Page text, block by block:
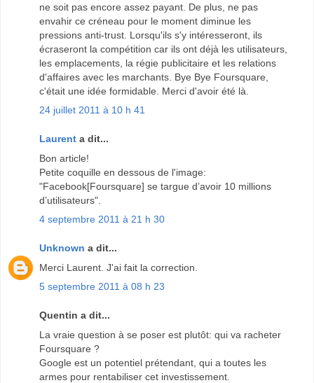
ne soit pas encore assez payant. De plus, ne pas
envahir ce créneau pour le moment diminue les
pressions anti-trust. Lorsqu'ils s'y intéresseront, ils
écraseront la compétition car ils ont déjà les utilisateurs,
les emplacements, la régie publicitaire et les relations
d'affaires avec les marchants. Bye Bye Foursquare,
c'était une idée formidable. Merci d'avoir été là.
24 juillet 2011 à 10 h 41
Laurent a dit...
Bon article!
Petite coquille en dessous de l'image:
"Facebook[Foursquare] se targue d’avoir 10 millions
d’utilisateurs".
4 septembre 2011 à 21 h 30
Unknown a dit...
Merci Laurent. J'ai fait la correction.
5 septembre 2011 à 08 h 23
Quentin a dit...
La vraie question à se poser est plutôt: qui va racheter
Foursquare ?
Google est un potentiel prétendant, qui a toutes les
armes pour rentabiliser cet investissement.